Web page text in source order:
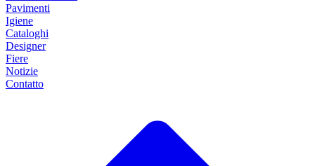
Pavimenti
Igiene
Cataloghi
Designer
Fiere
Notizie
Contatto